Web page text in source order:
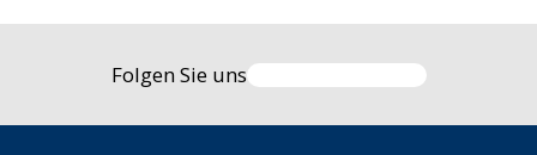
Folgen Sie uns